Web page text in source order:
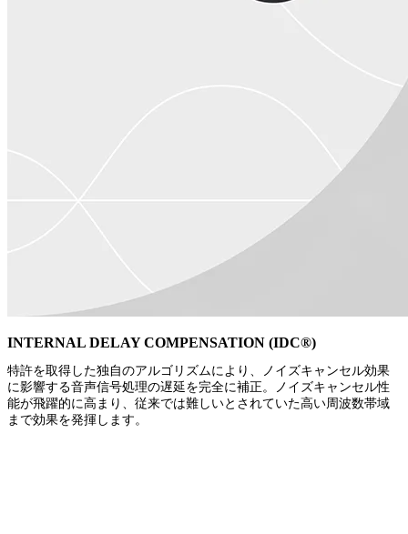
INTERNAL DELAY COMPENSATION (IDC®️)
特許を取得した独自のアルゴリズムにより、ノイズキャンセル効果
に影響する音声信号処理の遅延を完全に補正。ノイズキャンセル性
能が飛躍的に高まり、従来では難しいとされていた高い周波数帯域
まで効果を発揮します。